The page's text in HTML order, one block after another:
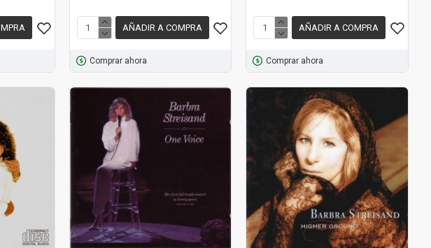
AÑADIR A COMPRA
Comprar ahora
AÑADIR A COMPRA
Comprar ahora